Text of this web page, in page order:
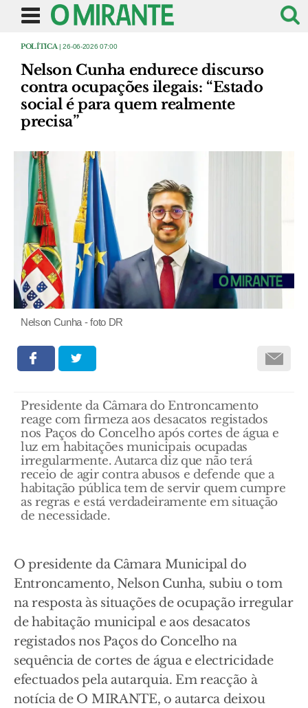
POLÍTICA | 26-06-2026 07:00
Nelson Cunha endurece discurso
contra ocupações ilegais: “Estado
social é para quem realmente
precisa”
Nelson Cunha - foto DR
Presidente da Câmara do Entroncamento
reage com firmeza aos desacatos registados
nos Paços do Concelho após cortes de água e
luz em habitações municipais ocupadas
irregularmente. Autarca diz que não terá
receio de agir contra abusos e defende que a
habitação pública tem de servir quem cumpre
as regras e está verdadeiramente em situação
de necessidade.
O presidente da Câmara Municipal do
Entroncamento, Nelson Cunha, subiu o tom
na resposta às situações de ocupação irregular
de habitação municipal e aos desacatos
registados nos Paços do Concelho na
sequência de cortes de água e electricidade
efectuados pela autarquia. Em reacção à
notícia de O MIRANTE, o autarca deixou